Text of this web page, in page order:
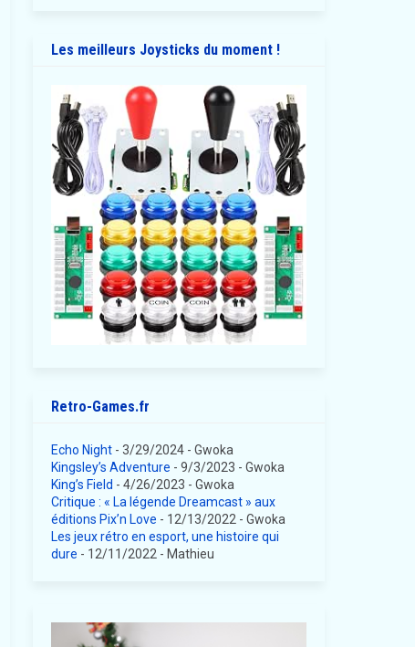
Les meilleurs Joysticks du moment !
Retro-Games.fr
Echo Night- 3/29/2024- Gwoka
Kingsley’s Adventure - 9/3/2023 - Gwoka
King’s Field - 4/26/2023 - Gwoka
Critique : « La légende Dreamcast » aux
éditions Pix’n Love - 12/13/2022 - Gwoka
Les jeux rétro en esport, une histoire qui
dure - 12/11/2022 - Mathieu